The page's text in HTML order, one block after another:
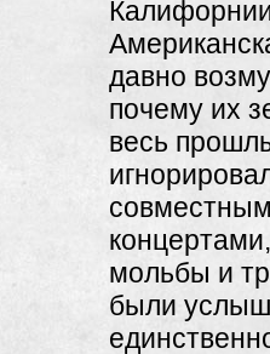
давно
почему их
весь
мольбы и
были